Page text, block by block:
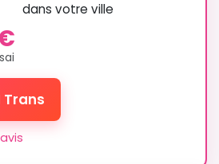
dans votre ville
Trans